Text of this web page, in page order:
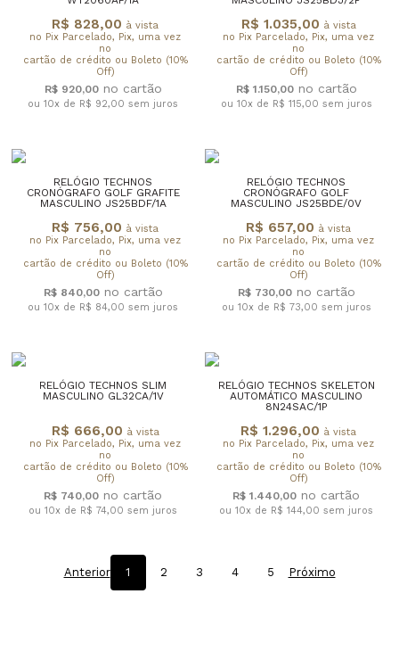
R$ 828,00 à vista
no Pix Parcelado, Pix, uma vez
no
cartão de crédito ou Boleto (10%
Off)
R$ 920,00
ou 10x de R$ 92,00 sem juros
R$ 1.035,00 à vista
no Pix Parcelado, Pix, uma vez
no
cartão de crédito ou Boleto (10%
Off)
R$ 1.150,00
ou 10x de R$ 115,00 sem juros
RELÓGIO TECHNOS
CRONÓGRAFO GOLF GRAFITE
MASCULINO JS25BDF/1A
R$ 756,00 à vista
no Pix Parcelado, Pix, uma vez
no
cartão de crédito ou Boleto (10%
Off)
R$ 840,00
ou 10x de R$ 84,00 sem juros
RELÓGIO TECHNOS
CRONÓGRAFO GOLF
MASCULINO JS25BDE/0V
R$ 657,00 à vista
no Pix Parcelado, Pix, uma vez
no
cartão de crédito ou Boleto (10%
Off)
R$ 730,00
ou 10x de R$ 73,00 sem juros
RELÓGIO TECHNOS SLIM
MASCULINO GL32CA/1V
R$ 666,00 à vista
no Pix Parcelado, Pix, uma vez
no
cartão de crédito ou Boleto (10%
Off)
R$ 740,00
ou 10x de R$ 74,00 sem juros
RELÓGIO TECHNOS SKELETON
AUTOMÁTICO MASCULINO
8N24SAC/1P
R$ 1.296,00 à vista
no Pix Parcelado, Pix, uma vez
no
cartão de crédito ou Boleto (10%
Off)
R$ 1.440,00
ou 10x de R$ 144,00 sem juros
Anterior 1 2 3 4 5 Próximo